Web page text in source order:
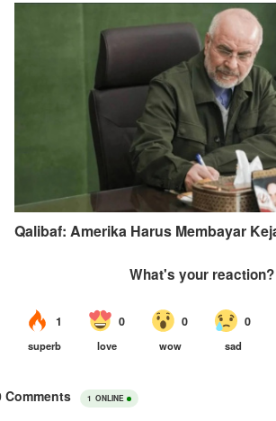
Qalibaf: Amerika Harus Membayar